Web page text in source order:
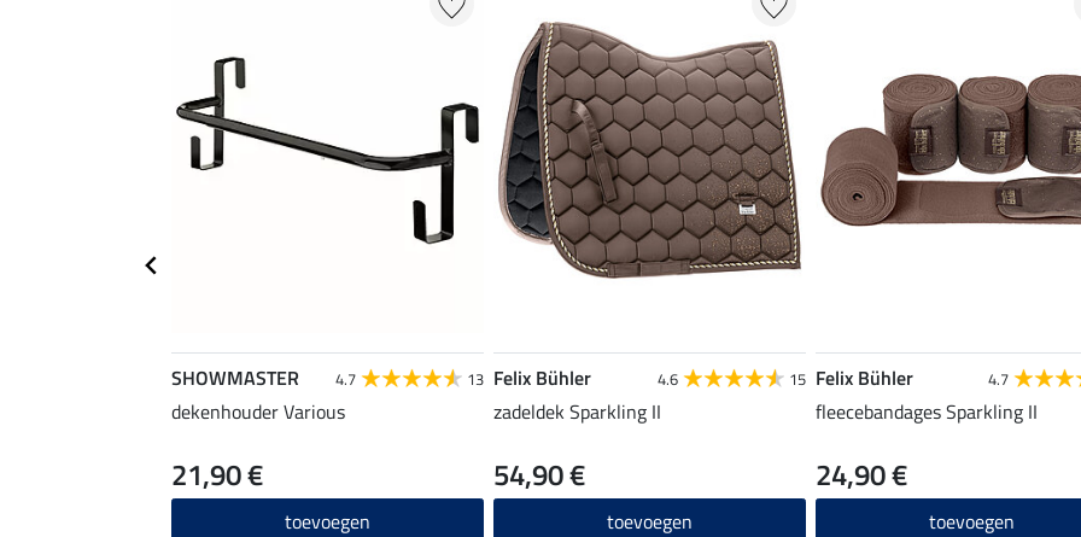
SHOWMASTER 4.7 13
dekenhouder Various
21,90 €
toevoegen
Felix Bühler 4.6 15
zadeldek Sparkling II
54,90 €
toevoegen
Felix Bühler 4.7
fleecebandages Sparkling II
24,90 €
toevoegen